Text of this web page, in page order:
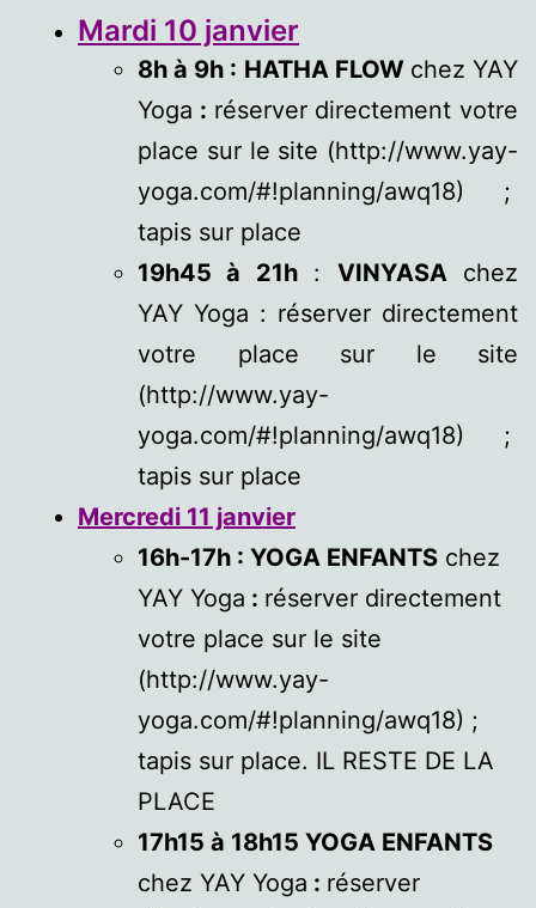
Mardi 10 janvier
8h à 9h : HATHA FLOW chez YAY
Yoga : réserver directement votre
place sur le site (http://www.yay-
yoga.com/#!planning/awq18) ;
tapis sur place
19h45 à 21h: VINYASAchez
YAY Yoga : réserver directement
votre place sur le site
(http://www.yay-
yoga.com/#!planning/awq18) ;
tapis sur place
Mercredi 11 janvier
16h-17h : YOGA ENFANTS chez
YAY Yoga : réserver directement
votre place sur le site
(http://www.yay-
yoga.com/#!planning/awq18) ;
tapis sur place. IL RESTE DE LA
PLACE
17h15 à 18h15 YOGA ENFANTS
chez YAY Yoga : réserver